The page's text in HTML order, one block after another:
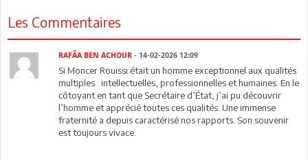
Les Commentaires
RAFÂA BEN ACHOUR - 14-02-2026 12:09
Si Moncer Rouissi était un homme exceptionnel aux qualités
multiples : intellectuelles, professionnelles et humaines. En le
côtoyant en tant que Secrétaire d’État, j’ai pu découvrir
l’homme et apprécié toutes ces qualités. Une immense
fraternité a depuis caractérisé nos rapports. Son souvenir
est toujours vivace.